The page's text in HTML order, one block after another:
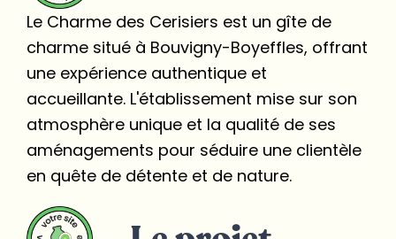
Le Charme des Cerisiers est un gîte de
charme situé à Bouvigny-Boyeffles, offrant
une expérience authentique et
accueillante. L'établissement mise sur son
atmosphère unique et la qualité de ses
aménagements pour séduire une clientèle
en quête de détente et de nature.